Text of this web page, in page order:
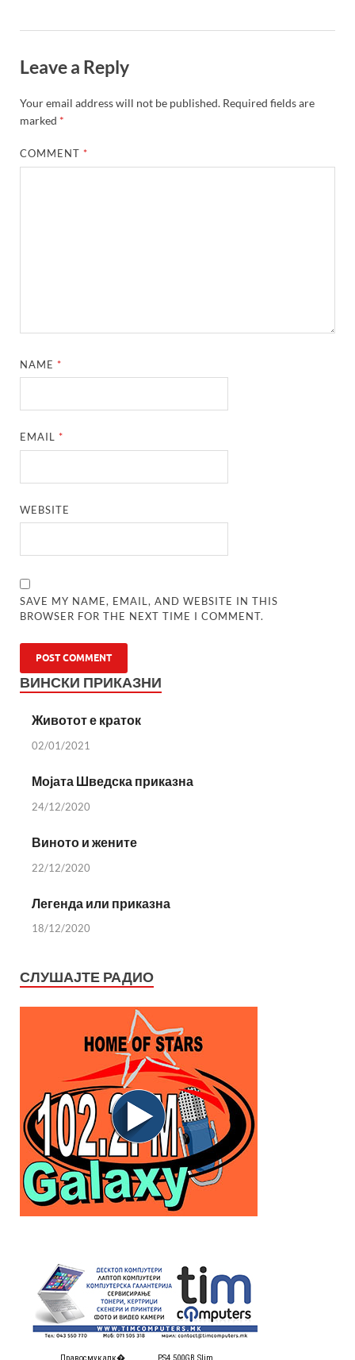
Leave a Reply
Your email address will not be published. Required fields are
marked *
COMMENT*
NAME*
EMAIL*
WEBSITE
SAVE MY NAME, EMAIL, AND WEBSITE IN THIS
BROWSER FOR THE NEXT TIME I COMMENT.
ВИНСКИ ПРИКАЗНИ
Животот е краток
02/01/2021
Мојата Шведска приказна
24/12/2020
Виното и жените
22/12/2020
Легенда или приказна
18/12/2020
СЛУШАЈТЕ РАДИО